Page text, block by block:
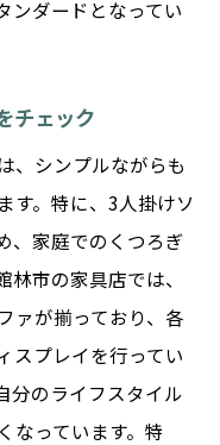
ンダードとなってい
チェック
、シンプルながらも
す。特に、3人掛けソ
、家庭でのくつろぎ
市の家具店では、
ァが揃っており、各
スプレイを行ってい
分のライフスタイル
なっています。特